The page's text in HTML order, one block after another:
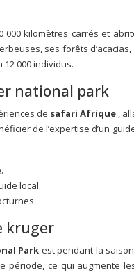
000 kilomètres carrés et
ses forêts
000 individus.
national park
de safari Afrique ,
de l’expertise d’un
local.
kruger
Park est pendant la
période, ce qui augmente